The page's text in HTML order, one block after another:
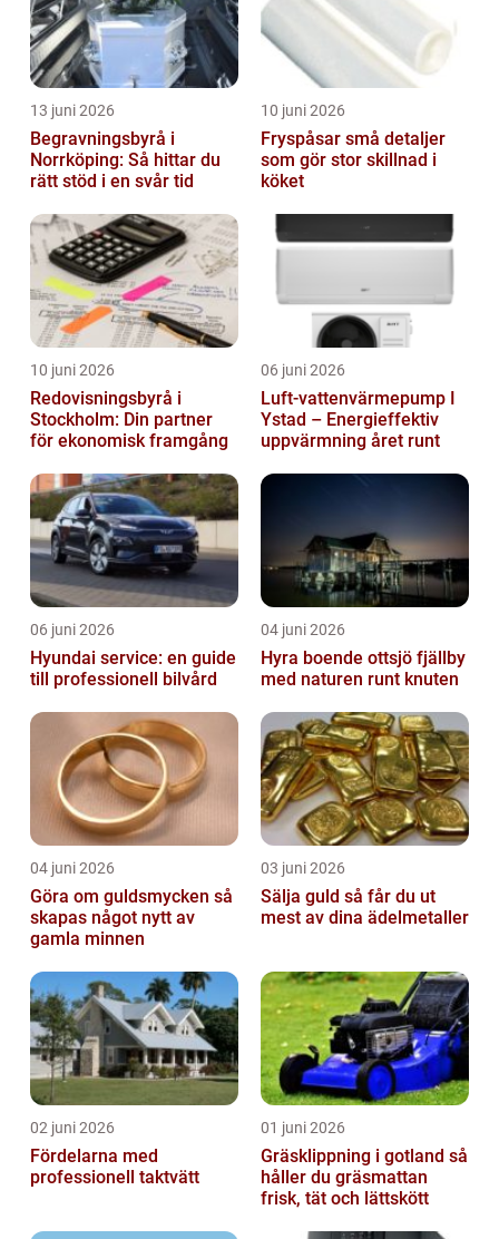
13 juni 2026
Begravningsbyrå i
Norrköping: Så hittar du
rätt stöd i en svår tid
10 juni 2026
Fryspåsar små detaljer
som gör stor skillnad i
köket
10 juni 2026
Redovisningsbyrå i
Stockholm: Din partner
för ekonomisk framgång
06 juni 2026
Luft-vattenvärmepump I
Ystad – Energieffektiv
uppvärmning året runt
06 juni 2026
Hyundai service: en guide
till professionell bilvård
04 juni 2026
Hyra boende ottsjö fjällby
med naturen runt knuten
04 juni 2026
Göra om guldsmycken så
skapas något nytt av
gamla minnen
03 juni 2026
Sälja guld så får du ut
mest av dina ädelmetaller
02 juni 2026
Fördelarna med
professionell taktvätt
01 juni 2026
Gräsklippning i gotland så
håller du gräsmattan
frisk, tät och lättskött